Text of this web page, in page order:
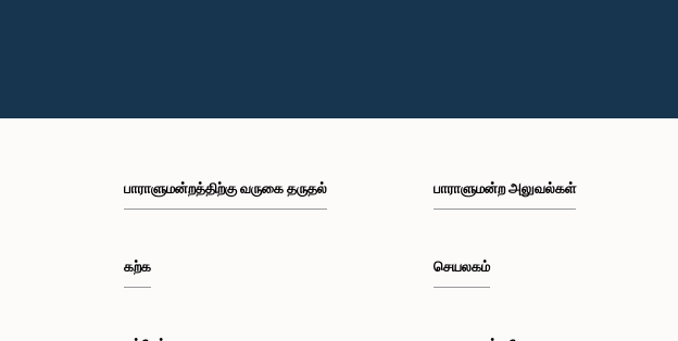
பாராளுமன்றத்திற்கு வருகை தருதல்
கற்க
பாராளுமன்ற அலுவல்கள்
செயலகம்